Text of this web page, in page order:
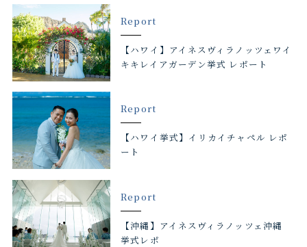
Report
【ハワイ】アイネスヴィラノッツェワイ
キキレイアガーデン挙式 レポート
Report
【ハワイ挙式】イリカイチャペル レポ
ート
Report
【沖縄】アイネスヴィラノッツェ沖縄
挙式レポ